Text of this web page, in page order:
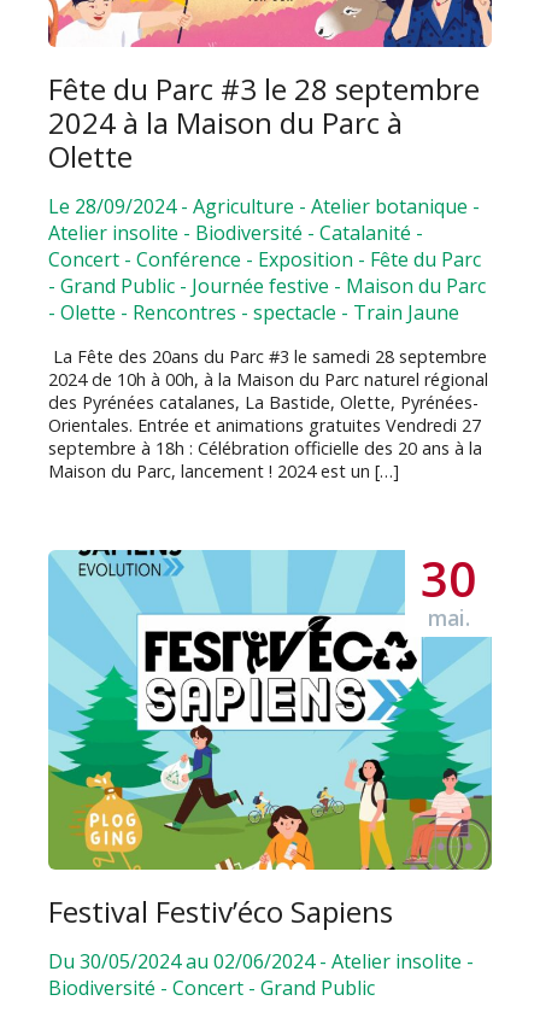
Fête du Parc #3 le 28 septembre
2024 à la Maison du Parc à
Olette
Le 28/09/2024 - Agriculture - Atelier botanique -
Atelier insolite - Biodiversité - Catalanité -
Concert - Conférence - Exposition - Fête du Parc
- Grand Public - Journée festive - Maison du Parc
- Olette - Rencontres - spectacle - Train Jaune
La Fête des 20ans du Parc #3 le samedi 28 septembre
2024 de 10h à 00h, à la Maison du Parc naturel régional
des Pyrénées catalanes, La Bastide, Olette, Pyrénées-
Orientales. Entrée et animations gratuites Vendredi 27
septembre à 18h : Célébration officielle des 20 ans à la
Maison du Parc, lancement ! 2024 est un […]
30
mai.
Festival Festiv’éco Sapiens
Du 30/05/2024 au 02/06/2024 - Atelier insolite -
Biodiversité - Concert - Grand Public